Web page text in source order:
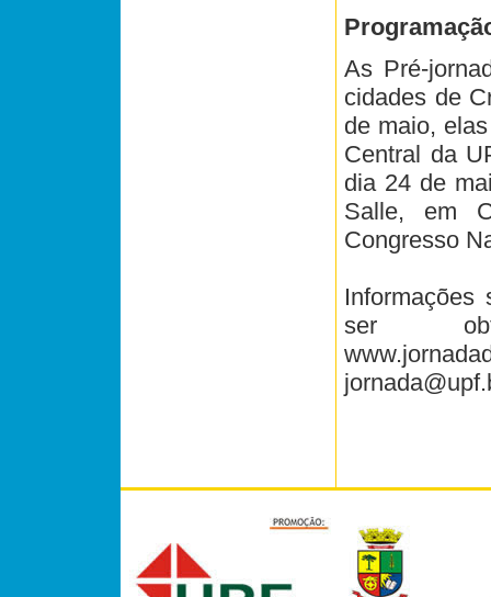
As Pré-
cidades de
de maio,
Central da
dia 24 de
Salle, em
Congresso
Informações
ser